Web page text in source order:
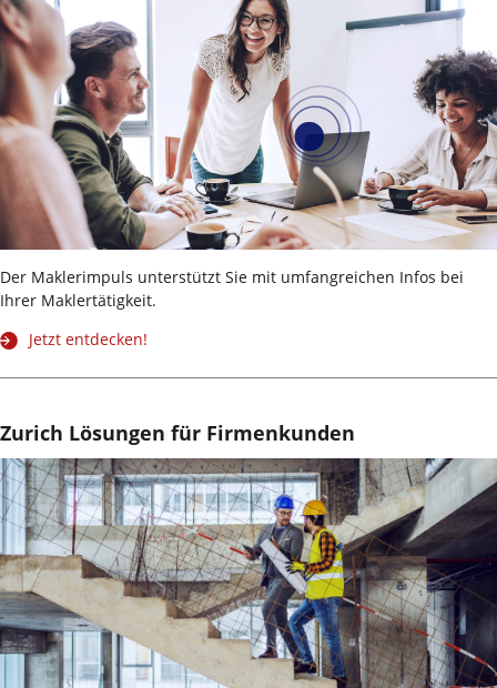
Der Maklerimpuls unterstützt Sie mit umfangreichen Infos bei
Ihrer Maklertätigkeit.
Jetzt entdecken!
Zurich Lösungen für Firmenkunden